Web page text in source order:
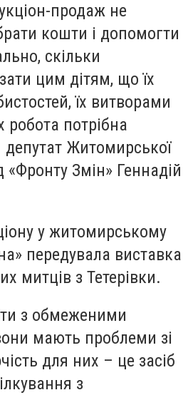
продаж не
кошти і допомогти
скільки
цим дітям, що їх
їх витворами
робота потрібна
Житомирської
«Фронту Змін» Геннадій
у житомирському
передувала виставка
митців з Тетерівки.
з обмеженими
мають проблеми зі
для них – це засіб
з